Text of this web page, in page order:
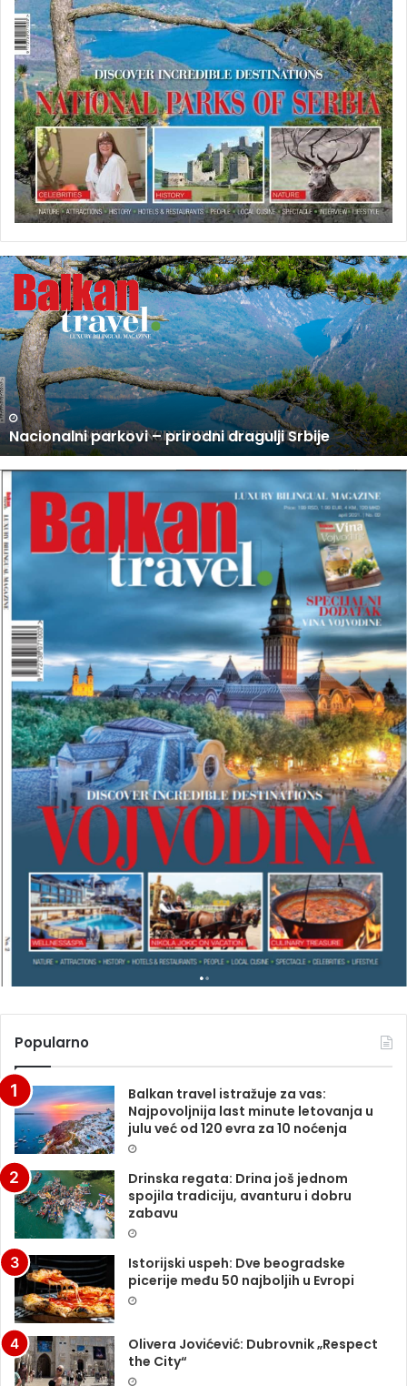
U
P
R
O
D
A
J
I
N
O
V
I
B
R
O
J
B
A
L
A
U PRODAJI NOVI BROJ BALKAN TRAVEL MAGAZINA
Popularno
Balkan travel istražuje za vas:
Najpovoljnija last minute letovanja u
julu već od 120 evra za 10 noćenja
Drinska regata: Drina još jednom
spojila tradiciju, avanturu i dobru
zabavu
Istorijski uspeh: Dve beogradske
picerije među 50 najboljih u Evropi
Olivera Jovićević: Dubrovnik „Respect
the City“